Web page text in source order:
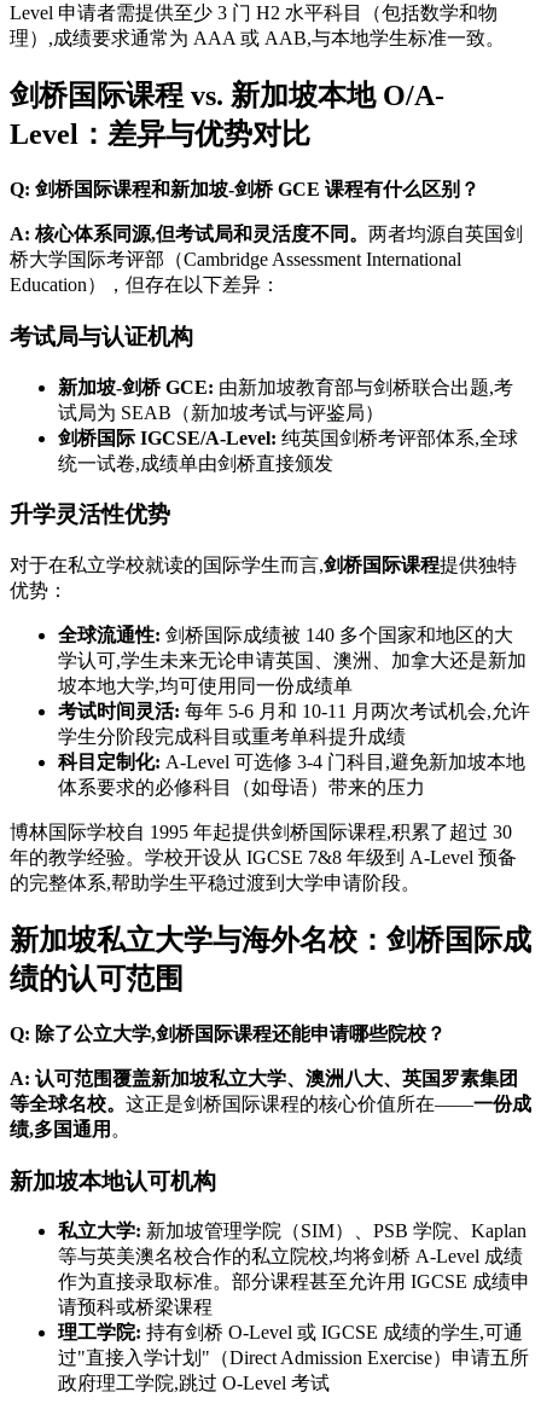
Level 申请者需提供至少 3 门 H2 水平科目（包括数学和物
理）,成绩要求通常为 AAA 或 AAB,与本地学生标准一致。
剑桥国际课程 vs. 新加坡本地 O/A-
Level：差异与优势对比
Q: 剑桥国际课程和新加坡-剑桥 GCE 课程有什么区别？
A: 核心体系同源,但考试局和灵活度不同。 两者均源自英国剑
桥大学国际考评部（Cambridge Assessment International
Education），但存在以下差异：
考试局与认证机构
新加坡-剑桥 GCE: 由新加坡教育部与剑桥联合出题,考
试局为 SEAB（新加坡考试与评鉴局）
剑桥国际 IGCSE/A-Level: 纯英国剑桥考评部体系,全球
统一试卷,成绩单由剑桥直接颁发
升学灵活性优势
对于在私立学校就读的国际学生而言,剑桥国际课程提供独特
优势：
全球流通性: 剑桥国际成绩被 140 多个国家和地区的大
学认可,学生未来无论申请英国、澳洲、加拿大还是新加
坡本地大学,均可使用同一份成绩单
考试时间灵活: 每年 5-6 月和 10-11 月两次考试机会,允许
学生分阶段完成科目或重考单科提升成绩
科目定制化: A-Level 可选修 3-4 门科目,避免新加坡本地
体系要求的必修科目（如母语）带来的压力
博林国际学校自 1995 年起提供剑桥国际课程,积累了超过 30
年的教学经验。学校开设从 IGCSE 7&8 年级到 A-Level 预备
的完整体系,帮助学生平稳过渡到大学申请阶段。
新加坡私立大学与海外名校：剑桥国际成
绩的认可范围
Q: 除了公立大学,剑桥国际课程还能申请哪些院校？
A: 认可范围覆盖新加坡私立大学、澳洲八大、英国罗素集团
等全球名校。 这正是剑桥国际课程的核心价值所在——一份成
绩,多国通用 。
新加坡本地认可机构
私立大学: 新加坡管理学院（SIM）、PSB 学院、Kaplan
等与英美澳名校合作的私立院校,均将剑桥 A-Level 成绩
作为直接录取标准。部分课程甚至允许用 IGCSE 成绩申
请预科或桥梁课程
理工学院: 持有剑桥 O-Level 或 IGCSE 成绩的学生,可通
过"直接入学计划"（Direct Admission Exercise）申请五所
政府理工学院,跳过 O-Level 考试